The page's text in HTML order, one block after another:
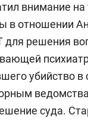
внимание
в отношении
для решения
убийство
суда.